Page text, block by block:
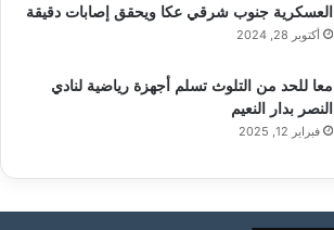
العسكرية جنوب شرقي عكا ويحقق إصابات دقيقة
أكتوبر 28, 2024
معا للحد من التلوث تسلم أجهزة رياضية لنادي
النصر بدار النعيم
فبراير 12, 2025